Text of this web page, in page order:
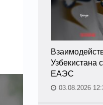
Узбекистана
ЕАЭС
03.08.2026